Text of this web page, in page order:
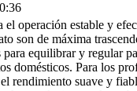
operación estable y
son de máxima
equilibrar y regular
domésticos. Para los
rendimiento suave y